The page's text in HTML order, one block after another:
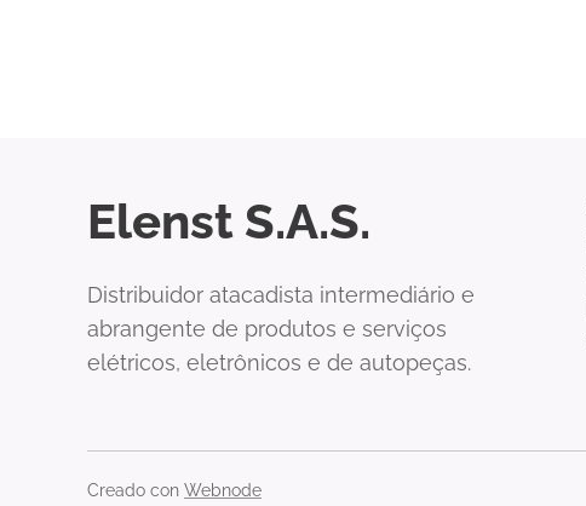
Elenst S.A.S.
Distribuidor atacadista intermediário e
abrangente de produtos e serviços
elétricos, eletrônicos e de autopeças.
Creado con Webnode